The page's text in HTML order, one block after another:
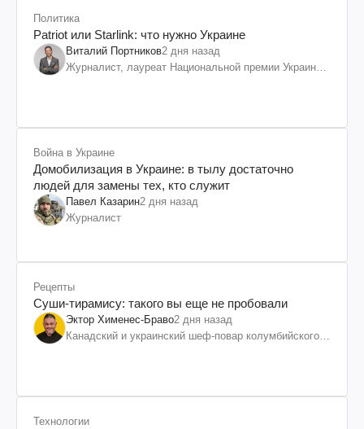
Политика
Patriot или Starlink: что нужно Украине
Виталий Портников2 дня назад
Журналист, лауреат Национальной премии Украины
Война в Украине
Домобилизация в Украине: в тылу достаточно
людей для замены тех, кто служит
Павел Казарин2 дня назад
Журналист
Рецепты
Суши-тирамису: такого вы еще не пробовали
Эктор Хименес-Браво2 дня назад
Канадский и украинский шеф-повар колумбийского
Технологии